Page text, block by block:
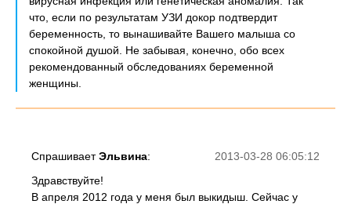
что, если по результатам УЗИ докор подтвердит
беременность, то вынашивайте Вашего малыша со
спокойной душой. Не забывая, конечно, обо всех
рекомендованный обследованиях беременной
женщины.
2013-03-28 06:05:12
СпрашиваетЭльвина:
Здравствуйте!
В апреля 2012 года у меня был выкидыш. Сейчас у